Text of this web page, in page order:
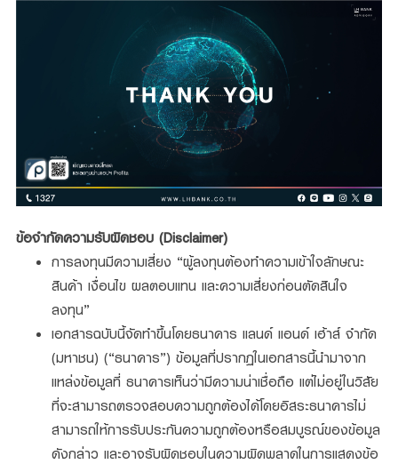
ข้อจำกัดความรับผิดชอบ (Disclaimer)
การลงทุนมีความเสี่ยง “ผู้ลงทุนต้องทำความเข้าใจลักษณะ
สินค้า เงื่อนไข ผลตอบแทน และความเสี่ยงก่อนตัดสินใจ
ลงทุน”
เอกสารฉบับนี้จัดทำขึ้นโดยธนาคาร แลนด์ แอนด์ เฮ้าส์ จำกัด
(มหาชน) (“ธนาคาร”) ข้อมูลที่ปรากฏในเอกสารนี้นำมาจาก
แหล่งข้อมูลที่ ธนาคารเห็นว่ามีความน่าเชื่อถือ แต่ไม่อยู่ในวิสัย
ที่จะสามารถตรวจสอบความถูกต้องได้โดยอิสระธนาคารไม่
สามารถให้การรับประกันความถูกต้องหรือสมบูรณ์ของข้อมูล
ดังกล่าว และอาจรับผิดชอบในความผิดพลาดในการแสดงข้อ